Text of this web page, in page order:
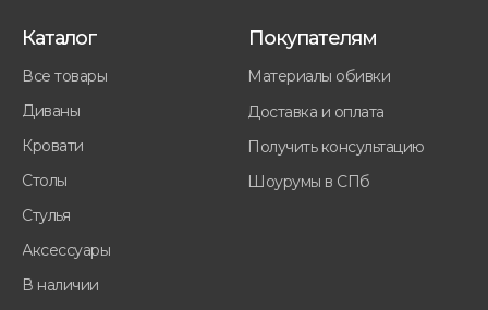
Все товары
Диваны
Кровати
Стулья
Столы
Аксессуары
В наличии
Каталог
Материалы обивки
Доставка и оплата
Получить консультацию
Шоурумы в СПб
Покупателям